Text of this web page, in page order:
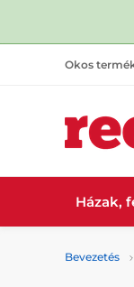
Okos
Házak,
Bevezetés